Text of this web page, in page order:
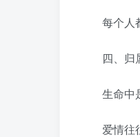
每个人都
四、归
生命中是
爱情往往